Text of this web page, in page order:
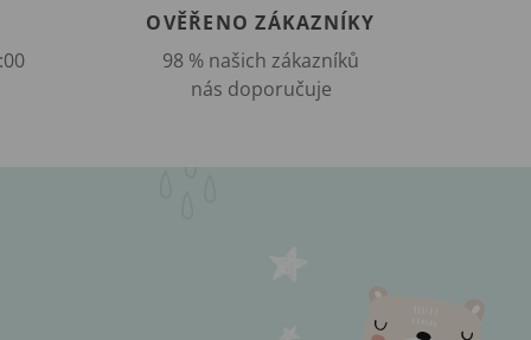
OVĚŘENO ZÁKAZNÍKY
98 % našich zákazníků
nás doporučuje